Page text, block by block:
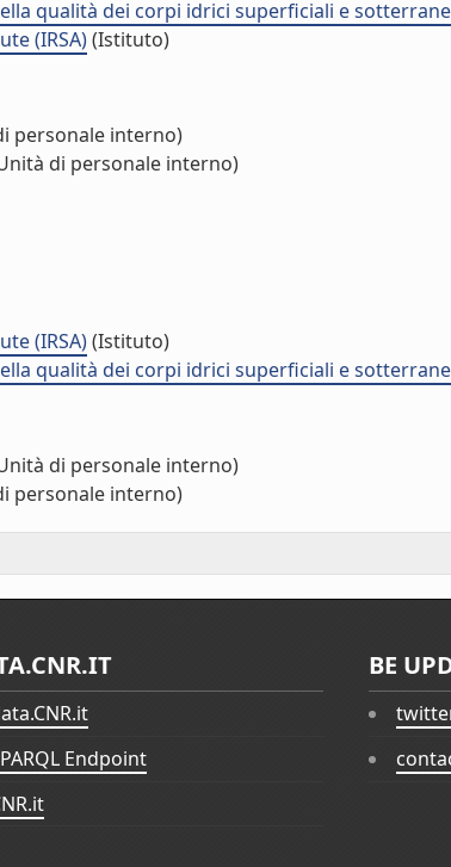
qualità dei corpi idrici superficiali e
(IRSA)(Istituto)
personale interno)
di personale interno)
(IRSA)(Istituto)
qualità dei corpi idrici superficiali e
di personale interno)
personale interno)
Endpoint
BE